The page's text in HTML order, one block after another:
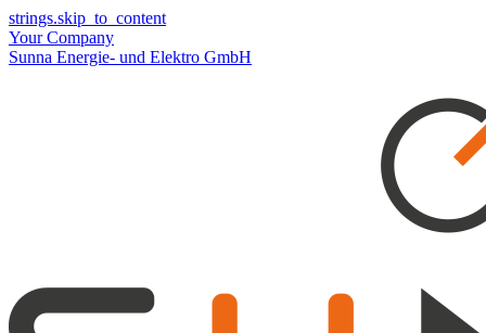
strings.skip_to_content
Your Company
Sunna Energie- und Elektro GmbH